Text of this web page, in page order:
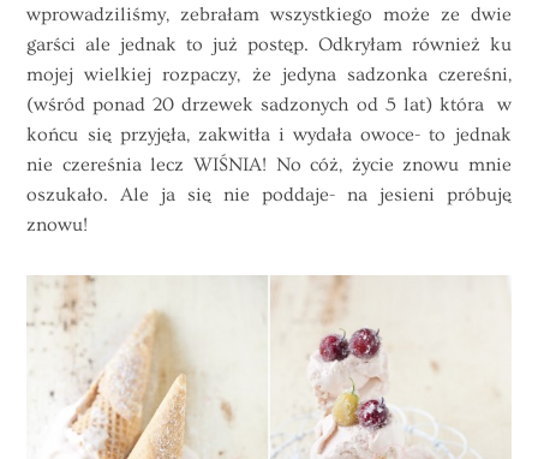
wprowadziliśmy, zebrałam wszystkiego może ze dwie
garści ale jednak to już postęp. Odkryłam również ku
mojej wielkiej rozpaczy, że jedyna sadzonka czereśni,
(wśród ponad 20 drzewek sadzonych od 5 lat) która w
końcu się przyjęła, zakwitła i wydała owoce- to jednak
nie czereśnia lecz WIŚNIA! No cóż, życie znowu mnie
oszukało. Ale ja się nie poddaje- na jesieni próbuję
znowu!